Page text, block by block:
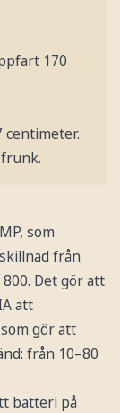
170
centimeter.
som
från
Det gör att
att
gör att
från 10–80
batteri på